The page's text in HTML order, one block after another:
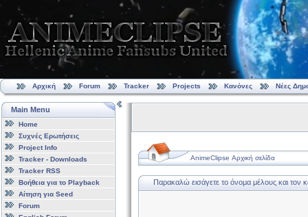
Αρχική Forum Tracker Projects Κανόνες Νέες
Main Menu
Home
Συχνές Ερωτήσεις
Project Info
Tracker - Downloads
Tracker RSS
Βοήθεια για το Playback
Αίτηση για Seed
Forum
AnimeClipse Αρχική σελίδα
Παρακαλώ εισάγετε το όνομα μέλους και τον